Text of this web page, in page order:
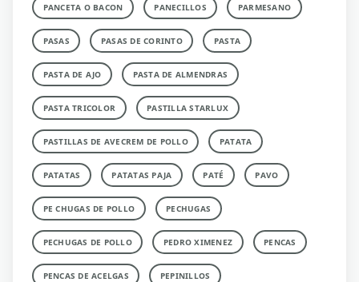
PANCETA O BACON PANECILLOS PARMESANO
PASAS PASAS DE CORINTO PASTA
PASTA DE AJO PASTA DE ALMENDRAS
PASTA TRICOLOR PASTILLA STARLUX
PASTILLAS DE AVECREM DE POLLO PATATA
PATATAS PATATAS PAJA PATÉ PAVO
PE CHUGAS DE POLLO PECHUGAS
PECHUGAS DE POLLO PEDRO XIMENEZ PENCAS
PENCAS DE ACELGAS PEPINILLOS